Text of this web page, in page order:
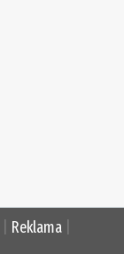
Reklama